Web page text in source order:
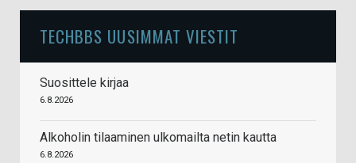
TECHBBS UUSIMMAT VIESTIT
Suosittele kirjaa
6.8.2026
Alkoholin tilaaminen ulkomailta netin kautta
6.8.2026